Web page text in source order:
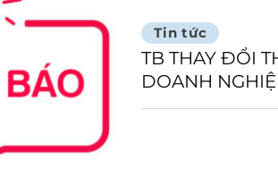
Tin tức
TB THAY ĐỔI
DOANH